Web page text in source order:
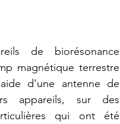
de biorésonance
magnétique terrestre
d'une antenne de
appareils, sur des
qui ont été